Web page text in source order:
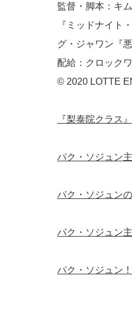
監督・脚本：キ
『ミッドナイ
グ・ジャワン『
配給：クロック
© 2020 LOTTE
『梨泰院クラス
パク・ソジュン
パク・ソジュン
パク・ソジュン
パク・ソジュン